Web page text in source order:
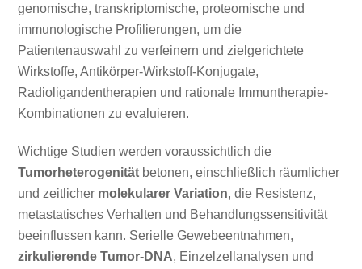
genomische, transkriptomische, proteomische und
immunologische Profilierungen, um die
Patientenauswahl zu verfeinern und zielgerichtete
Wirkstoffe, Antikörper-Wirkstoff-Konjugate,
Radioligandentherapien und rationale Immuntherapie-
Kombinationen zu evaluieren.
Wichtige Studien werden voraussichtlich die
Tumorheterogenität betonen, einschließlich räumlicher
und zeitlicher molekularer Variation, die Resistenz,
metastatisches Verhalten und Behandlungssensitivität
beeinflussen kann. Serielle Gewebeentnahmen,
zirkulierende Tumor-DNA, Einzelzellanalysen und